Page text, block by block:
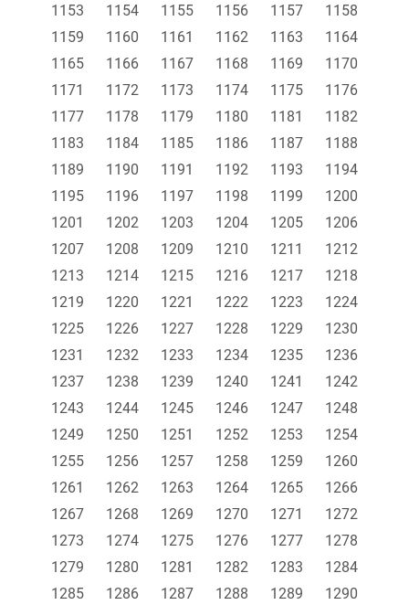
1153 1154 1155 1156 1157
1158
1159
1160 1161 1162 1163
1164
1165
1166 1167 1168 1169
1170
1171
1172 1173 1174 1175
1176
1177
1178 1179 1180 1181
1182
1183
1184 1185 1186 1187
1188
1189
1190 1191 1192 1193
1194
1195
1196 1197 1198 1199
1200
1201
1202 1203 1204 1205
1206
1207
1208 1209 1210 1211
1212
1213
1214 1215 1216 1217
1218
1219
1220 1221 1222 1223
1224
1225
1226 1227 1228 1229
1230
1231
1232 1233 1234 1235
1236
1237
1238 1239 1240 1241
1242
1243
1244 1245 1246 1247
1248
1249
1250 1251 1252 1253
1254
1255
1256 1257 1258 1259
1260
1261
1262 1263 1264 1265
1266
1267
1268 1269 1270 1271
1272
1273
1274 1275 1276 1277
1278
1279
1280 1281 1282 1283
1284
1285
1286 1287 1288 1289
1290